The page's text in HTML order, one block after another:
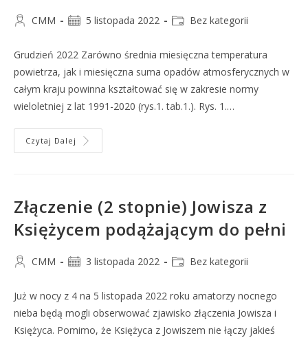
CMM 5 listopada 2022 Bez kategorii
Grudzień 2022 Zarówno średnia miesięczna temperatura
powietrza, jak i miesięczna suma opadów atmosferycznych w
całym kraju powinna kształtować się w zakresie normy
wieloletniej z lat 1991-2020 (rys.1. tab.1.). Rys. 1.…
Czytaj Dalej
Złączenie (2 stopnie) Jowisza z
Księżycem podążającym do pełni
CMM 3 listopada 2022 Bez kategorii
Już w nocy z 4 na 5 listopada 2022 roku amatorzy nocnego
nieba będą mogli obserwować zjawisko złączenia Jowisza i
Księżyca. Pomimo, że Księżyca z Jowiszem nie łączy jakieś